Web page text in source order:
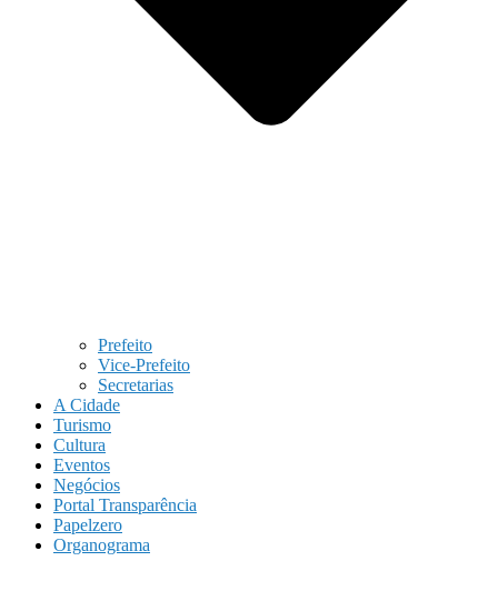
Prefeito
Vice-Prefeito
Secretarias
A Cidade
Turismo
Cultura
Eventos
Negócios
Portal Transparência
Papelzero
Organograma